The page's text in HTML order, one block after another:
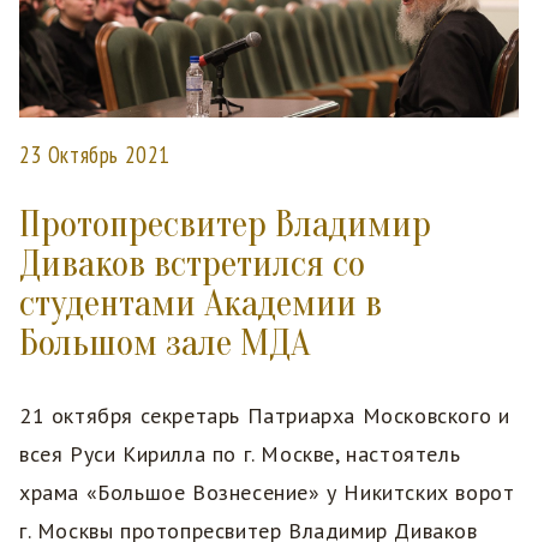
23 Октябрь 2021
Протопресвитер Владимир
Диваков встретился со
студентами Академии в
Большом зале МДА
21 октября секретарь Патриарха Московского и
всея Руси Кирилла по г. Москве, настоятель
храма «Большое Вознесение» у Никитских ворот
г. Москвы протопресвитер Владимир Диваков